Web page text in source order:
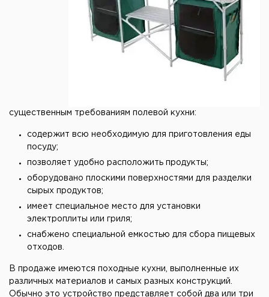
существенным требованиям полевой кухни:
содержит всю необходимую для приготовления еды
посуду;
позволяет удобно расположить продукты;
оборудовано плоскими поверхностями для разделки
сырых продуктов;
имеет специальное место для установки
электроплиты или гриля;
снабжено специальной емкостью для сбора пищевых
отходов.
В продаже имеются походные кухни, выполненные их
различных материалов и самых разных конструкций.
Обычно это устройство представляет собой два или три